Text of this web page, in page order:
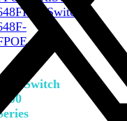
FortiSwitch
FortiSwitch
1000